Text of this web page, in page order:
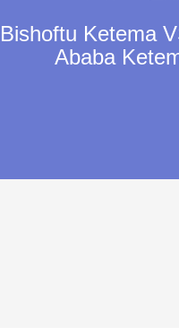
Bishoftu Ketema
Ababa